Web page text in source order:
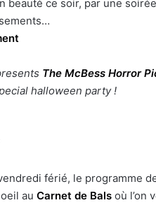
beauté ce soir, par une
The McBess Horror
halloween party !
férié, le programme
auCarnet de Bals où l’on